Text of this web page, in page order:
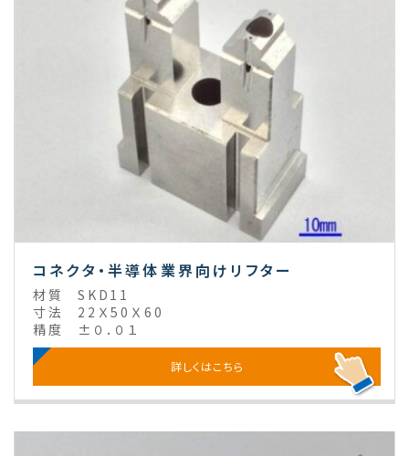
コネクタ・半導体業界向けリフター
材質
SKD11
寸法
22Ｘ50Ｘ60
精度
±０．０１
詳しくはこちら